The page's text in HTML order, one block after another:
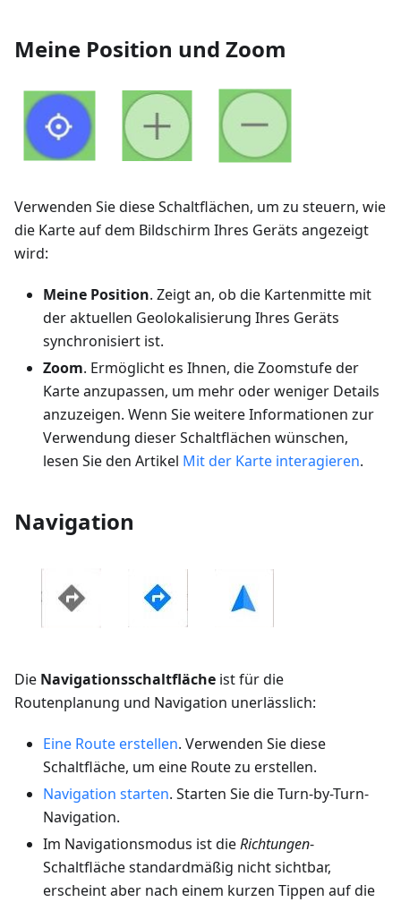
Meine Position und Zoom
Verwenden Sie diese Schaltflächen, um zu steuern, wie
die Karte auf dem Bildschirm Ihres Geräts angezeigt
wird:
Meine Position. Zeigt an, ob die Kartenmitte mit
der aktuellen Geolokalisierung Ihres Geräts
synchronisiert ist.
Zoom. Ermöglicht es Ihnen, die Zoomstufe der
Karte anzupassen, um mehr oder weniger Details
anzuzeigen. Wenn Sie weitere Informationen zur
Verwendung dieser Schaltflächen wünschen,
lesen Sie den Artikel Mit der Karte interagieren.
Navigation
Die Navigationsschaltfläche ist für die
Routenplanung und Navigation unerlässlich:
Eine Route erstellen. Verwenden Sie diese
Schaltfläche, um eine Route zu erstellen.
Navigation starten. Starten Sie die Turn-by-Turn-
Navigation.
Im Navigationsmodus ist dieRichtungen-
Schaltfläche standardmäßig nicht sichtbar,
erscheint aber nach einem kurzen Tippen auf die